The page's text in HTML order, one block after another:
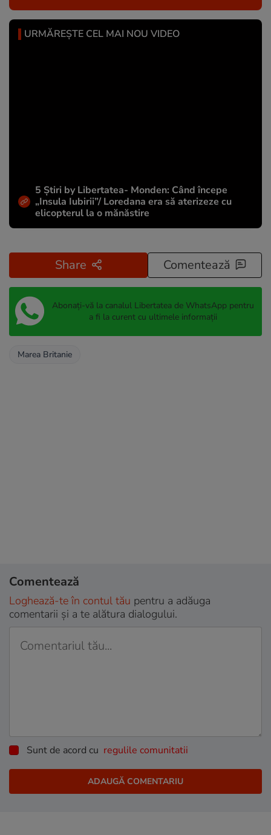
URMĂREȘTE CEL MAI NOU VIDEO
5 Știri by Libertatea- Monden: Când începe
„Insula Iubirii”/ Loredana era să aterizeze cu
elicopterul la o mănăstire
Share Comentează
Abonați-vă la canalul Libertatea de WhatsApp pentru
a fi la curent cu ultimele informații
Marea Britanie
Comentează
Loghează-te în contul tău pentru a adăuga
comentarii și a te alătura dialogului.
Sunt de acord cu regulile comunitatii